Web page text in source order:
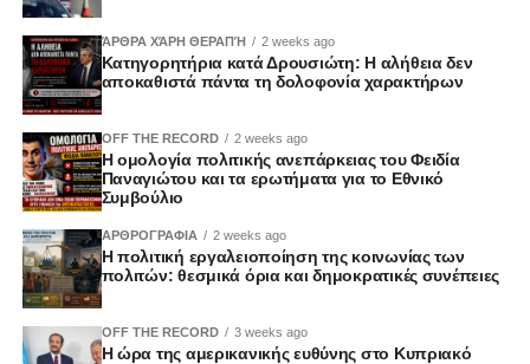
ΆΡΘΡΑ ΧΆΡΗ ΘΕΡΑΠΉ 2 weeks ago
Κατηγορητήρια κατά Δρουσιώτη: Η αλήθεια δεν
αποκαθιστά πάντα τη δολοφονία χαρακτήρων
OFF THE RECORD 2 weeks ago
Η ομολογία πολιτικής ανεπάρκειας του Φειδία
Παναγιώτου και τα ερωτήματα για το Εθνικό
Συμβούλιο
ΑΡΘΡΟΓΡΑΦΙΑ 2 weeks ago
Η πολιτική εργαλειοποίηση της κοινωνίας των
πολιτών: θεσμικά όρια και δημοκρατικές συνέπειες
OFF THE RECORD 3 weeks ago
Η ώρα της αμερικανικής ευθύνης στο Κυπριακό